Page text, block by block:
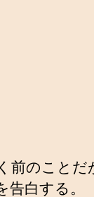
前のことだ
白する。